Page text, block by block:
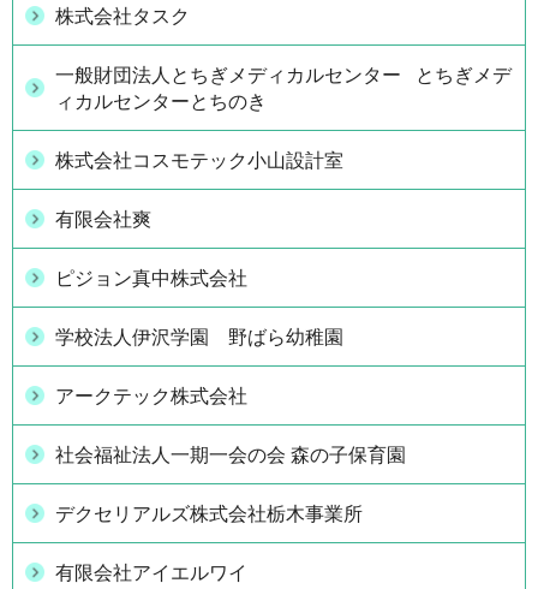
株式会社タスク
一般財団法人とちぎメディカルセンター とちぎメデ
ィカルセンターとちのき
株式会社コスモテック小山設計室
有限会社爽
ピジョン真中株式会社
学校法人伊沢学園 野ばら幼稚園
アークテック株式会社
社会福祉法人一期一会の会 森の子保育園
デクセリアルズ株式会社栃木事業所
有限会社アイエルワイ